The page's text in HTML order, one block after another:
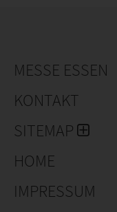
MESSE ESSEN
KONTAKT
SITEMAP
HOME
IMPRESSUM